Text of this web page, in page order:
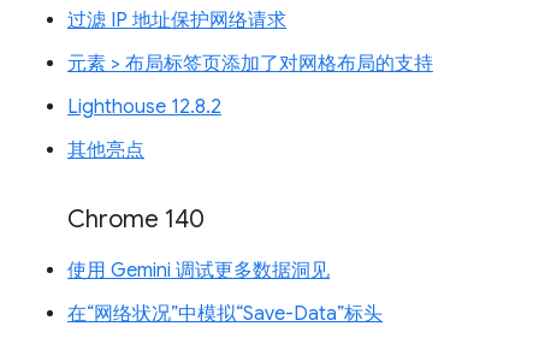
过滤 IP 地址保护网络请求
元素 > 布局标签页添加了对网格布局的支持
Lighthouse 12.8.2
其他亮点
Chrome 140
使用 Gemini 调试更多数据洞见
在“网络状况”中模拟“Save-Data”标头